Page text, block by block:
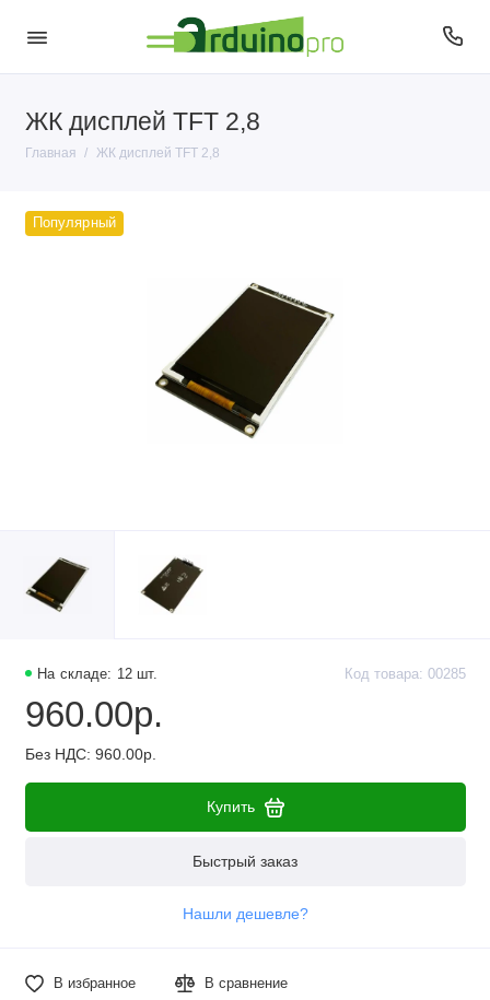
ЖК дисплей TFT 2,8
Главная ЖК дисплей TFT 2,8
Популярный
На складе: 12 шт. Код товара: 00285
960.00р.
Без НДС: 960.00р.
Купить
Быстрый заказ
Нашли дешевле?
В избранное В сравнение